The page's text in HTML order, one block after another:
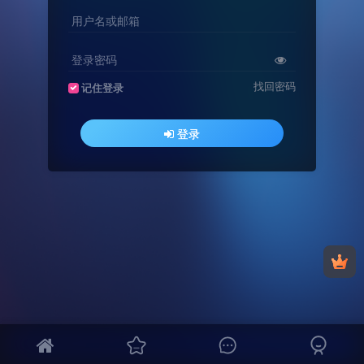
用户名或邮箱
登录密码
记住登录 找回密码
登录